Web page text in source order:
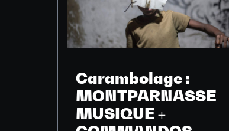
Carambolage :
MONTPARNASSE
MUSIQUE +